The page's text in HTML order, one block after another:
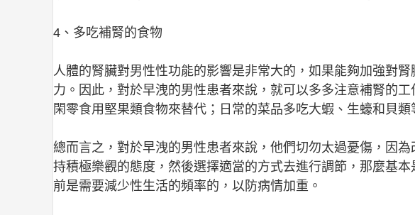
4、多吃補腎的食物
人體的腎臟對男性性功能的影響是非常大的，如果能夠加強對
力。因此，對於早洩的男性患者來說，就可以多多注意補腎的
閑零食用堅果類食物來替代；日常的菜品多吃大蝦、生蠔和貝
總而言之，對於早洩的男性患者來說，他們切勿太過憂傷，因
持積極樂觀的態度，然後選擇適當的方式去進行調節，那麼基
前是需要減少性生活的頻率的，以防病情加重。